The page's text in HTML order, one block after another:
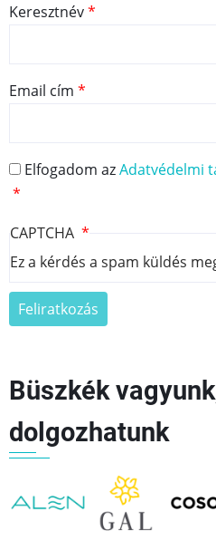
Keresztnév
Email cím
Elfogadom azAdatvédelmi
CAPTCHA
Ez a kérdés a spam küldés
Büszkék
dolgozhatunk